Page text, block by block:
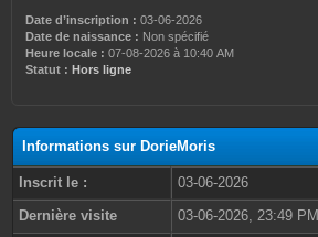
Date d’inscription : 03-06-2026
Date de naissance : Non spécifié
Heure locale : 07-08-2026 à 10:40 AM
Statut : Hors ligne
Informations sur DorieMoris
Inscrit le :
03-06-2026
Dernière visite
03-06-2026, 23:49 PM